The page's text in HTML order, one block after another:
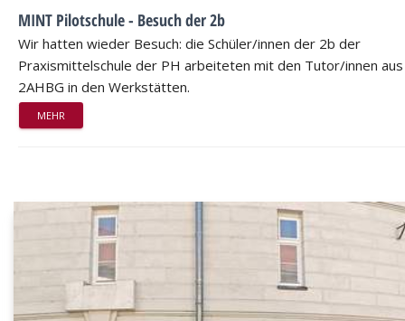
MINT Pilotschule - Besuch der 2b
Wir hatten wieder Besuch: die Schüler/innen der 2b der
Praxismittelschule der PH arbeiteten mit den Tutor/innen
2AHBG in den Werkstätten.
MEHR